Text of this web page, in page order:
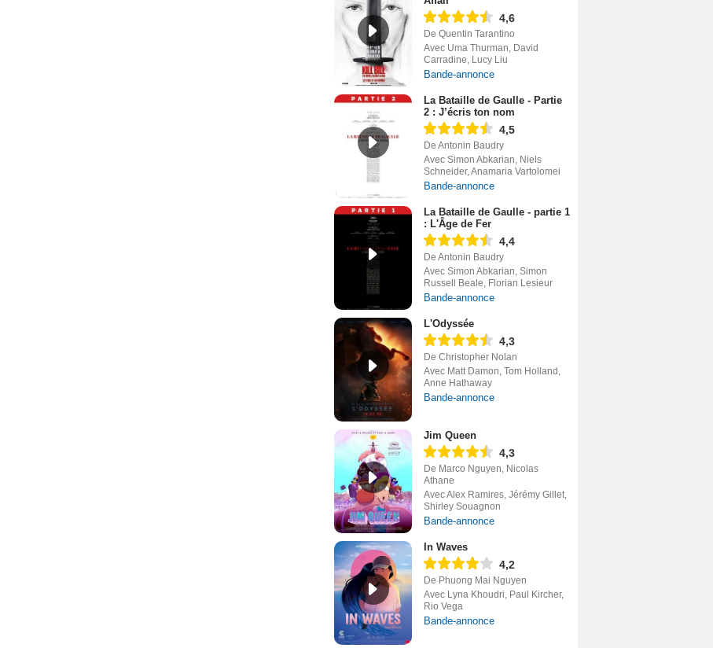
4,6
De Quentin Tarantino
Avec Uma Thurman, David
Carradine, Lucy Liu
Bande-annonce
La Bataille de Gaulle - Partie
2 : J’écris ton nom
4,5
De Antonin Baudry
Avec Simon Abkarian, Niels
Schneider, Anamaria Vartolomei
Bande-annonce
La Bataille de Gaulle - partie 1
: L'Âge de Fer
4,4
De Antonin Baudry
Avec Simon Abkarian, Simon
Russell Beale, Florian Lesieur
Bande-annonce
L'Odyssée
4,3
De Christopher Nolan
Avec Matt Damon, Tom Holland,
Anne Hathaway
Bande-annonce
Jim Queen
4,3
De Marco Nguyen, Nicolas
Athane
Avec Alex Ramires, Jérémy Gillet,
Shirley Souagnon
Bande-annonce
In Waves
4,2
De Phuong Mai Nguyen
Avec Lyna Khoudri, Paul Kircher,
Rio Vega
Bande-annonce